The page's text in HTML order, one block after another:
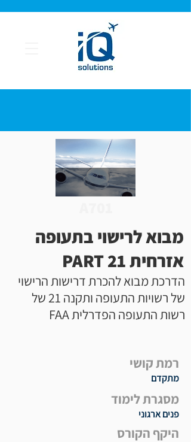
מבוא לרישוי בתעופה
אזרחית PART 21
הדרכת מבוא להכרת דרישות הרישוי
של רשויות התעופה ותקנה 21 של
רשות התעופה הפדרלית FAA
רמת קושי
מתקדם
מסגרת לימוד
פנים ארגוני
היקף הקורס